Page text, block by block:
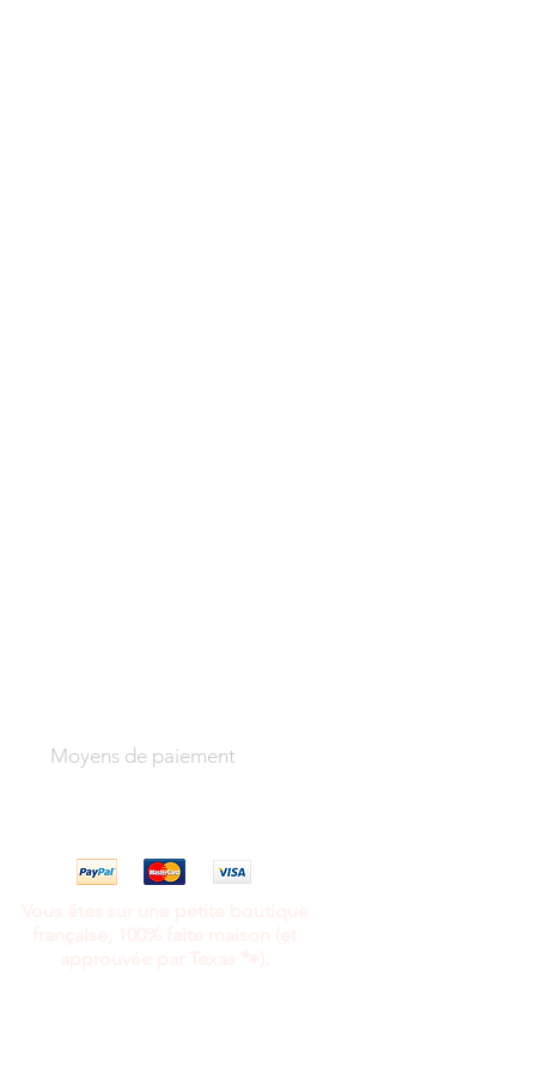
Moyens de paiement